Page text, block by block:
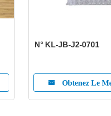
N° KL-JB-J2-0701
Obtenez Le